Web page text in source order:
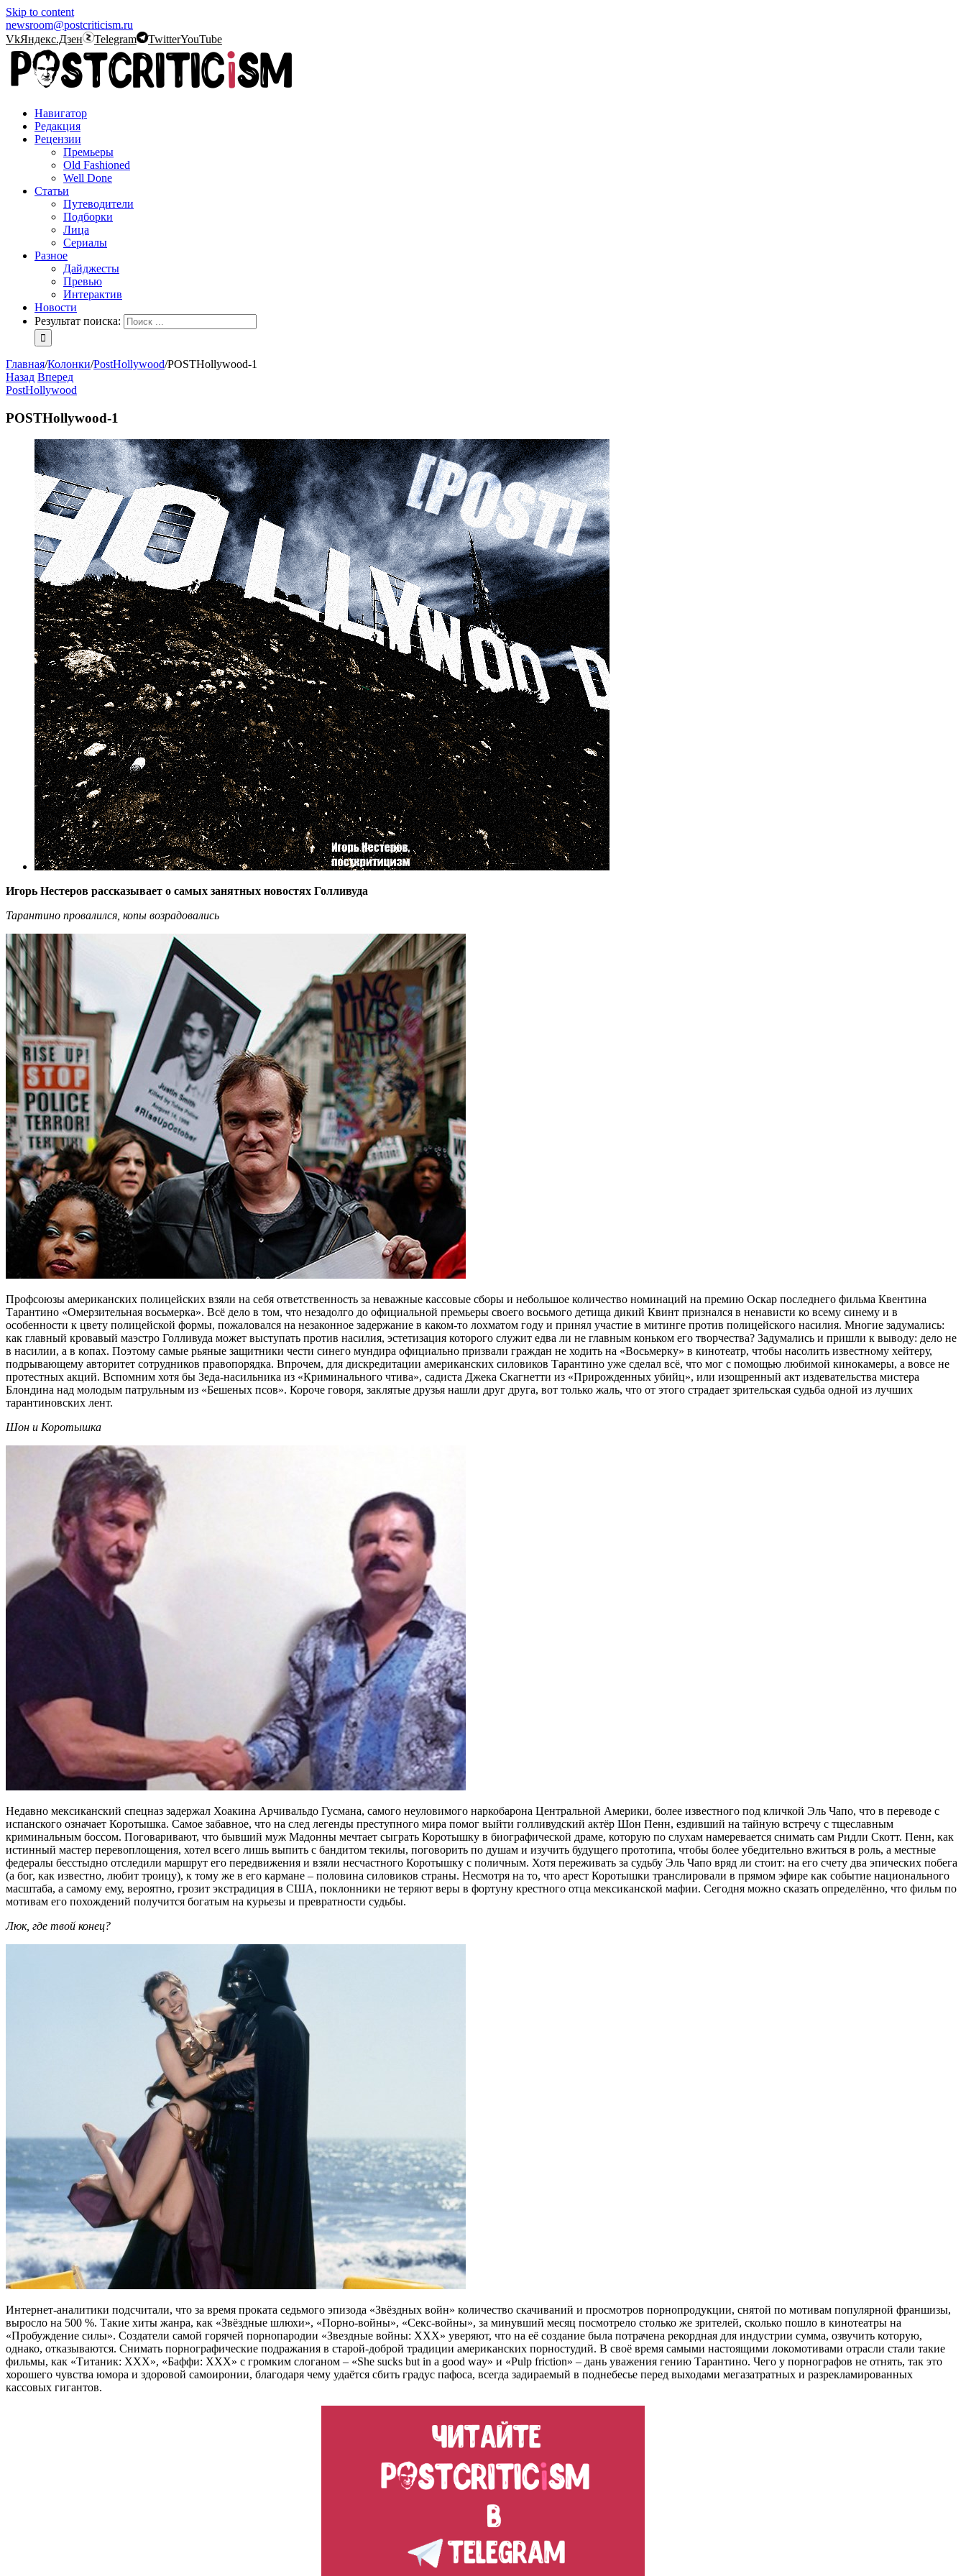
Skip to content
newsroom@postcriticism.ru
VkЯндекс.Дзен Telegram TwitterYouTube
Навигатор
Редакция
Рецензии
Премьеры
Old Fashioned
Well Done
Статьи
Путеводители
Подборки
Лица
Сериалы
Разное
Дайджесты
Превью
Интерактив
Новости
Результат поиска:
Главная/Колонки/PostHollywood/POSTHollywood-1
Назад Вперед
PostHollywood
POSTHollywood-1
Игорь Нестеров рассказывает о самых занятных новостях Голливуда
Тарантино провалился, копы возрадовались
Профсоюзы американских полицейских взяли на себя ответственность за неважные кассовые сборы и небольшое количество номинаций на премию Оскар последнего фильма Квентина
Тарантино «Омерзительная восьмерка». Всё дело в том, что незадолго до официальной премьеры своего восьмого детища дикий Квинт признался в ненависти ко всему синему и в
особенности к цвету полицейской формы, пожаловался на незаконное задержание в каком-то лохматом году и принял участие в митинге против полицейского насилия. Многие задумались:
как главный кровавый маэстро Голливуда может выступать против насилия, эстетизация которого служит едва ли не главным коньком его творчества? Задумались и пришли к выводу: дело не
в насилии, а в копах. Поэтому самые рьяные защитники чести синего мундира официально призвали граждан не ходить на «Восьмерку» в кинотеатр, чтобы насолить известному хейтеру,
подрывающему авторитет сотрудников правопорядка. Впрочем, для дискредитации американских силовиков Тарантино уже сделал всё, что мог с помощью любимой кинокамеры, а вовсе не
протестных акций. Вспомним хотя бы Зеда-насильника из «Криминального чтива», садиста Джека Скагнетти из «Прирожденных убийц», или изощренный акт издевательства мистера
Блондина над молодым патрульным из «Бешеных псов». Короче говоря, заклятые друзья нашли друг друга, вот только жаль, что от этого страдает зрительская судьба одной из лучших
тарантиновских лент.
Шон и Коротышка
Недавно мексиканский спецназ задержал Хоакина Арчивальдо Гусмана, самого неуловимого наркобарона Центральной Америки, более известного под кличкой Эль Чапо, что в переводе с
испанского означает Коротышка. Самое забавное, что на след легенды преступного мира помог выйти голливудский актёр Шон Пенн, ездивший на тайную встречу с тщеславным
криминальным боссом. Поговаривают, что бывший муж Мадонны мечтает сыграть Коротышку в биографической драме, которую по слухам намеревается снимать сам Ридли Скотт. Пенн, как
истинный мастер перевоплощения, хотел всего лишь выпить с бандитом текилы, поговорить по душам и изучить будущего прототипа, чтобы более убедительно вжиться в роль, а местные
федералы бесстыдно отследили маршрут его передвижения и взяли несчастного Коротышку с поличным. Хотя переживать за судьбу Эль Чапо вряд ли стоит: на его счету два эпических побега
(а бог, как известно, любит троицу), к тому же в его кармане – половина силовиков страны. Несмотря на то, что арест Коротышки транслировали в прямом эфире как событие национального
масштаба, а самому ему, вероятно, грозит экстрадиция в США, поклонники не теряют веры в фортуну крестного отца мексиканской мафии. Сегодня можно сказать определённо, что фильм по
мотивам его похождений получится богатым на курьезы и превратности судьбы.
Люк, где твой конец?
Интернет-аналитики подсчитали, что за время проката седьмого эпизода «Звёздных войн» количество скачиваний и просмотров порнопродукции, снятой по мотивам популярной франшизы,
выросло на 500 %. Такие хиты жанра, как «Звёздные шлюхи», «Порно-войны», «Секс-войны», за минувший месяц посмотрело столько же зрителей, сколько пошло в кинотеатры на
«Пробуждение силы». Создатели самой горячей порнопародии «Звездные войны: XXX» уверяют, что на её создание была потрачена рекордная для индустрии сумма, озвучить которую,
однако, отказываются. Снимать порнографические подражания в старой-доброй традиции американских порностудий. В своё время самыми настоящими локомотивами отрасли стали такие
фильмы, как «Титаник: XXX», «Баффи: XXX» с громким слоганом – «She sucks but in a good way» и «Pulp friction» – дань уважения гению Тарантино. Чего у порнографов не отнять, так это
хорошего чувства юмора и здоровой самоиронии, благодаря чему удаётся сбить градус пафоса, всегда задираемый в поднебесье перед выходами мегазатратных и разрекламированных
кассовых гигантов.